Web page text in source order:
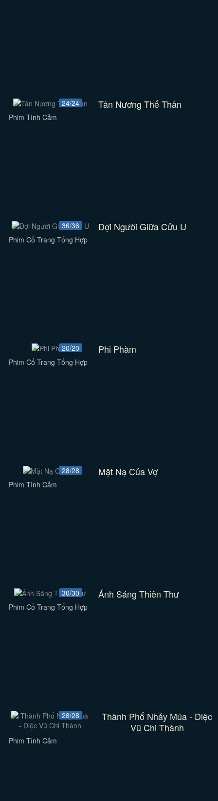
24/24 Tân Nương Thế Thân
Phim Tình Cảm
36/36 Đợi Người Giữa Cửu U
Phim Cổ Trang Tổng Hợp
20/20 Phi Phàm
Phim Cổ Trang Tổng Hợp
28/28 Mặt Nạ Của Vợ
Phim Tình Cảm
30/30 Ánh Sáng Thiên Thư
Phim Cổ Trang Tổng Hợp
28/28
Thành Phố Nhảy Múa - Diệc
Vũ Chi Thành
Phim Tình Cảm